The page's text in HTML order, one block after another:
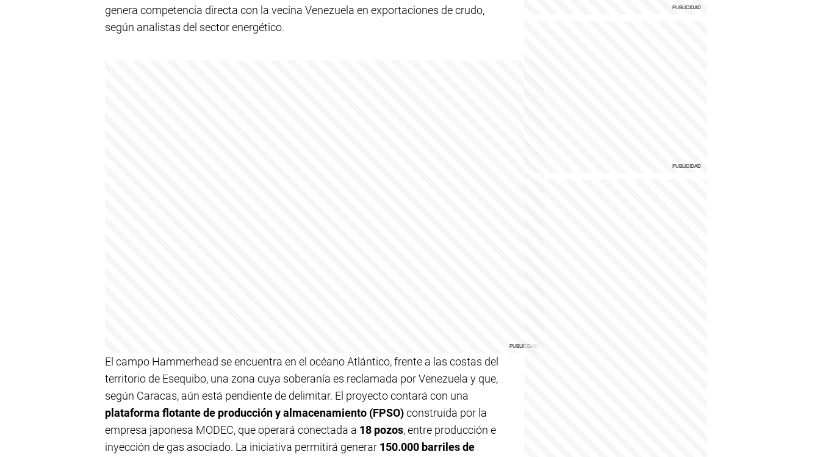
genera competencia directa con la vecina Venezuela en exportaciones de crudo,
según analistas del sector energético.
El campo Hammerhead se encuentra en el océano Atlántico, frente a las costas del
territorio de Esequibo, una zona cuya soberanía es reclamada por Venezuela y que,
según Caracas, aún está pendiente de delimitar. El proyecto contará con una
plataforma flotante de producción y almacenamiento (FPSO)construida por la
empresa japonesa MODEC, que operará conectada a 18 pozos, entre producción e
inyección de gas asociado. La iniciativa permitirá generar 150.000 barriles de